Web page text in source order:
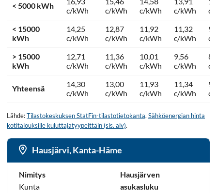
< 5000 kWh
c/kWh
c/kWh
c/kWh
c/kWh
c/
< 15000
kWh
14,25
c/kWh
12,87
c/kWh
11,92
c/kWh
11,32
c/kWh
c/
> 15000
kWh
12,71
c/kWh
11,36
c/kWh
10,01
c/kWh
9,56
c/kWh
c/
Yhteensä
14,30
c/kWh
13,00
c/kWh
11,93
c/kWh
11,34
c/kWh
c/
Lähde:Tilastokeskuksen StatFin-tilastotietokanta. Sähköenergian hinta
kotitalouksille kuluttajatyypeittäin (sis. alv).
Hausjärvi, Kanta-Häme
Nimitys
Kunta
Hausjärven
asukasluku